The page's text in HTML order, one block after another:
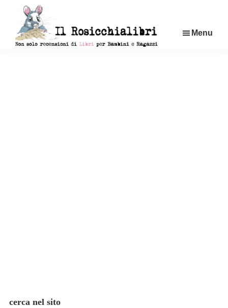
contenuto
Menu
cerca nel sito